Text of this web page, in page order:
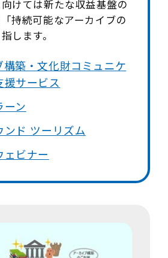
けては新たな収益基盤の
持続可能なアーカイブの
します。
構築・文化財コミュニケ
援サービス
ーン
ンド ツーリズム
ェビナー